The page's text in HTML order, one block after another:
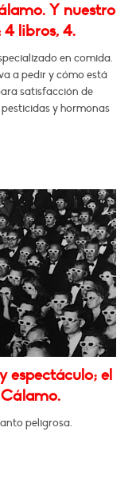
Y nuestro
libros, 4.
en comida.
a pedir y cómo está
satisfacción de
y hormonas
espectáculo; el
peligrosa.